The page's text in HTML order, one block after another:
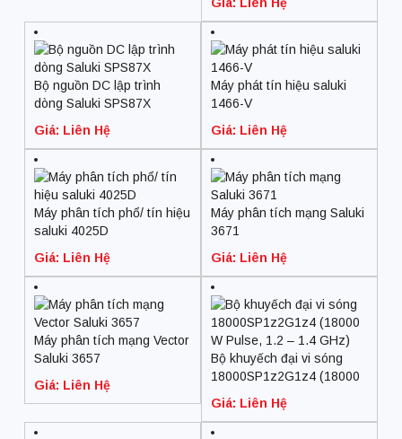
Bộ nguồn DC lập trình
dòng Saluki SPS87X
Giá: Liên Hệ
Máy phát tín hiệu saluki
1466-V
Giá: Liên Hệ
Máy phân tích phổ/ tín hiệu
saluki 4025D
Giá: Liên Hệ
Máy phân tích mạng Saluki
3671
Giá: Liên Hệ
Máy phân tích mạng Vector
Saluki 3657
Giá: Liên Hệ
Bộ khuyếch đại vi sóng
18000SP1z2G1z4 (18000
Giá: Liên Hệ